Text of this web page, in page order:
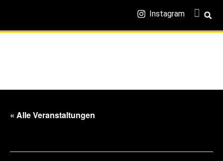
Instagram
« Alle Veranstaltungen